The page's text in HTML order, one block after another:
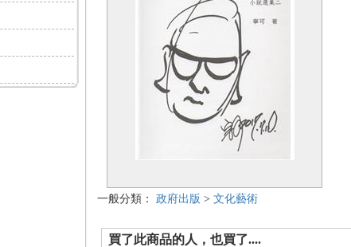
一般分類： 政府出版 > 文化藝術
買了此商品的人，也買了....